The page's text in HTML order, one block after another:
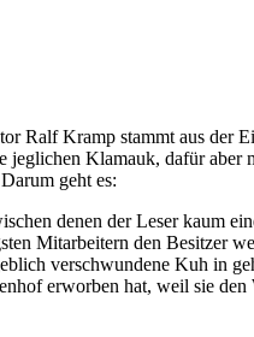
Ralf Kramp stammt aus
Klamauk, dafür
geht es:
denen der Leser kaum
Mitarbeitern den Besitzer
verschwundene Kuh in
erworben hat, weil sie